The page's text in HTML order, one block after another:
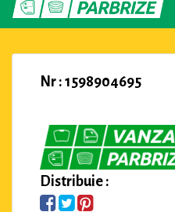
Nr : 1598904695
Distribuie :